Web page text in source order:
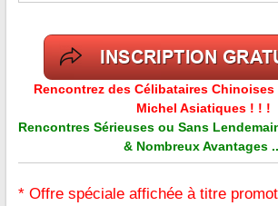
Rencontrez des Célibataires
Michel Asiatiques ! ! !
Rencontres Sérieuses ou Sans
& Nombreux Avantages
* Offre spéciale affichée à titre